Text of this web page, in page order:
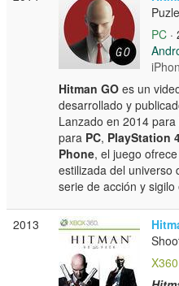
PC
Hitman GO es un
desarrollado y
Lanzado en 2014 para
para PC, PlayStation
Phone, el juego
estilizada del universo
serie de acción y
2013
X360